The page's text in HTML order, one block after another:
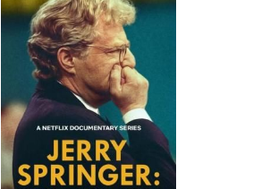
游戏规则的主角之路。通过真
诚访谈，他们深入剖析演艺生
涯的起伏、突破时刻、成功蓝
图以及新一代的无限潜力。